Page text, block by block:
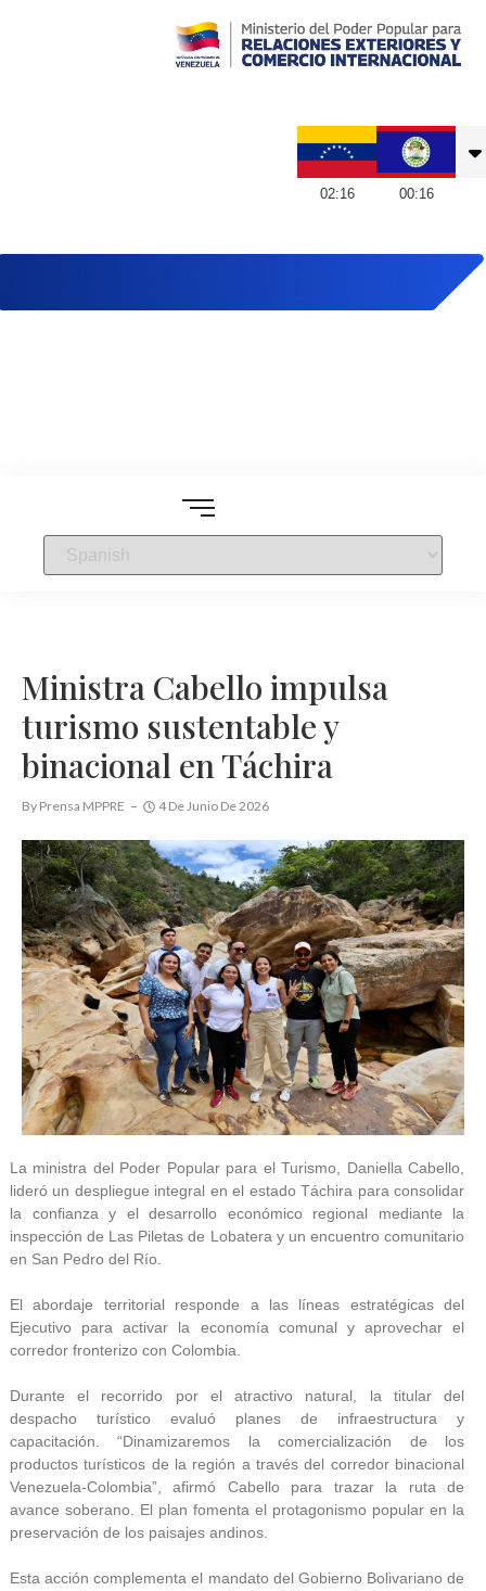
02:16 00:16
Ministra Cabello impulsa
turismo sustentable y
binacional en Táchira
By Prensa MPPRE 4 De Junio De 2026
La ministra del Poder Popular para el Turismo, Daniella Cabello,
lideró un despliegue integral en el estado Táchira para consolidar
la confianza y el desarrollo económico regional mediante la
inspección de Las Piletas de Lobatera y un encuentro comunitario
en San Pedro del Río.
El abordaje territorial responde a las líneas estratégicas del
Ejecutivo para activar la economía comunal y aprovechar el
corredor fronterizo con Colombia.
Durante el recorrido por el atractivo natural, la titular del
despacho turístico evaluó planes de infraestructura y
capacitación. “Dinamizaremos la comercialización de los
productos turísticos de la región a través del corredor binacional
Venezuela-Colombia”, afirmó Cabello para trazar la ruta de
avance soberano. El plan fomenta el protagonismo popular en la
preservación de los paisajes andinos.
Esta acción complementa el mandato del Gobierno Bolivariano de